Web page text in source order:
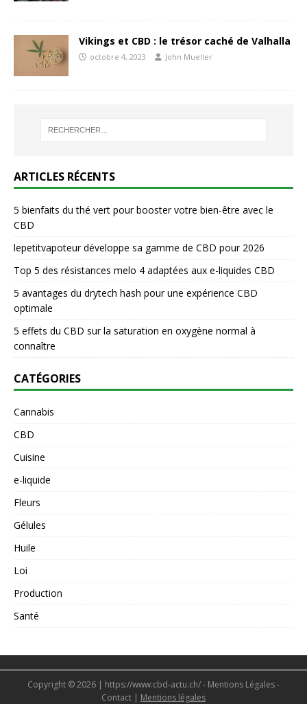
Vikings et CBD : le trésor caché de Valhalla
octobre 4, 2023 John Mueller
ARTICLES RÉCENTS
5 bienfaits du thé vert pour booster votre bien-être avec le
CBD
lepetitvapoteur développe sa gamme de CBD pour 2026
Top 5 des résistances melo 4 adaptées aux e-liquides CBD
5 avantages du drytech hash pour une expérience CBD
optimale
5 effets du CBD sur la saturation en oxygène normal à
connaître
CATÉGORIES
Cannabis
CBD
Cuisine
e-liquide
Fleurs
Gélules
Huile
Loi
Production
Santé
Copyright © 2026 | https://www.cbd-actu.ch/ - Mentions Légales -
Contact | Mentions légales